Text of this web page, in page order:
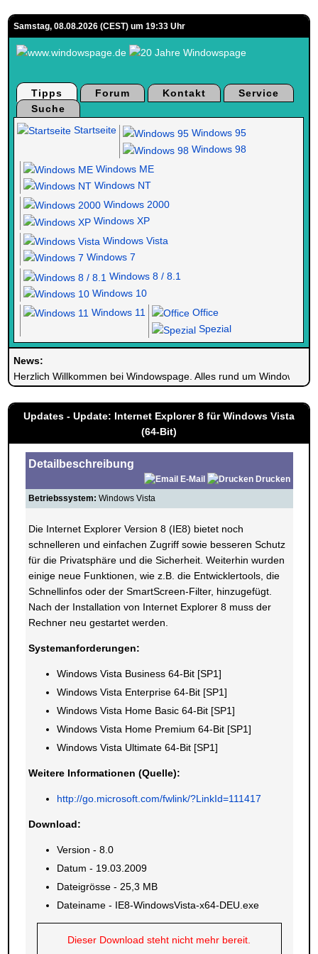
Samstag, 08.08.2026 (CEST) um 19:33 Uhr
Tipps Forum Kontakt
Service
Suche
Startseite
Windows 95
Windows 98
Windows ME
Windows NT
Windows 2000
Windows XP
Windows Vista
Windows 7
Windows 8 / 8.1
Windows 10
Windows 11
Office
Spezial
News:
Herzlich Willkommen bei Windowspage. Alles rund um Windows.
Updates - Update: Internet Explorer 8 für Windows Vista
(64-Bit)
Detailbeschreibung
E-Mail
Drucken
Betriebssystem: Windows Vista
Die Internet Explorer Version 8 (IE8) bietet noch
schnelleren und einfachen Zugriff sowie besseren Schutz
für die Privatsphäre und die Sicherheit. Weiterhin wurden
einige neue Funktionen, wie z.B. die Entwicklertools, die
Schnellinfos oder der SmartScreen-Filter, hinzugefügt.
Nach der Installation von Internet Explorer 8 muss der
Rechner neu gestartet werden.
Systemanforderungen:
Windows Vista Business 64-Bit [SP1]
Windows Vista Enterprise 64-Bit [SP1]
Windows Vista Home Basic 64-Bit [SP1]
Windows Vista Home Premium 64-Bit [SP1]
Windows Vista Ultimate 64-Bit [SP1]
Weitere Informationen (Quelle):
http://go.microsoft.com/fwlink/?LinkId=111417
Download:
Version - 8.0
Datum - 19.03.2009
Dateigrösse - 25,3 MB
Dateiname - IE8-WindowsVista-x64-DEU.exe
Dieser Download steht nicht mehr bereit.